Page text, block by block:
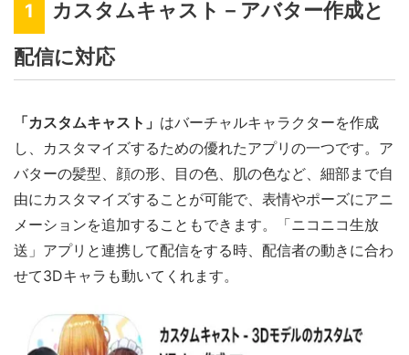
1
カスタムキャスト－アバター作成と
配信に対応
「カスタムキャスト」 はバーチャルキャラクターを作成
し、カスタマイズするための優れたアプリの一つです。ア
バターの髪型、顔の形、目の色、肌の色など、細部まで自
由にカスタマイズすることが可能で、表情やポーズにアニ
メーションを追加することもできます。「ニコニコ生放
送」アプリと連携して配信をする時、配信者の動きに合わ
せて3Dキャラも動いてくれます。